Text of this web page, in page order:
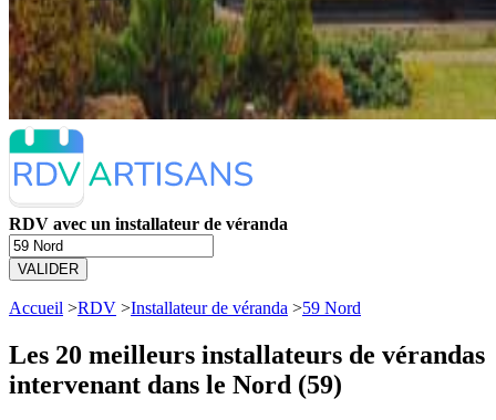
RDV avec un installateur de véranda
VALIDER
Accueil >RDV >Installateur de véranda >59 Nord
Les 20 meilleurs installateurs de vérandas
intervenant dans le Nord (59)